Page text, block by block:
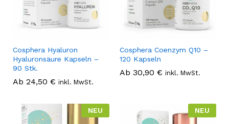
Cosphera Hyaluron
Hyaluronsäure Kapseln –
90 Stk.
Ab 24,50 € inkl. MwSt.
Cosphera Coenzym Q10 –
120 Kapseln
Ab 30,90 € inkl. MwSt.
NEU NEU